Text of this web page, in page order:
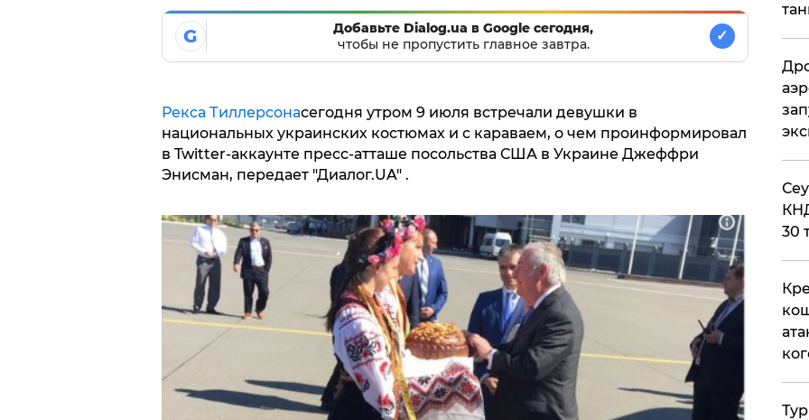
G
Добавьте Dialog.ua в Google сегодня,
чтобы не пропустить главное завтра.
✓
Рекса Тиллерсонасегодня утром 9 июля встречали девушки в
национальных украинских костюмах и с караваем, о чем проинформировал
в Twitter-аккаунте пресс-атташе посольства США в Украине Джеффри
Энисман, передает "Диалог.UA" .
30